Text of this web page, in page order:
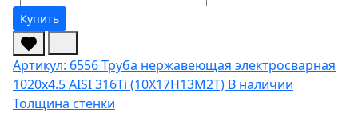
Купить
Артикул: 6556Труба нержавеющая электросварная
1020х4.5 AISI 316Ti (10Х17Н13М2Т) В наличии
Толщина стенки